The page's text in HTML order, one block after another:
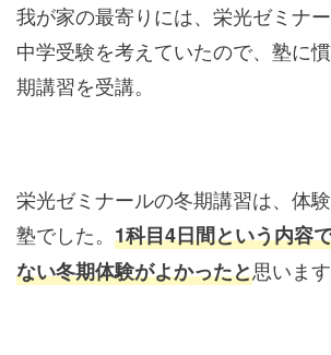
我が家の最寄りには、栄光ゼミナー
中学受験を考えていたので、塾に
期講習を受講。
栄光ゼミナールの冬期講習は、体
塾でした。 1科目4日間という内容
ない冬期体験がよかったと思います